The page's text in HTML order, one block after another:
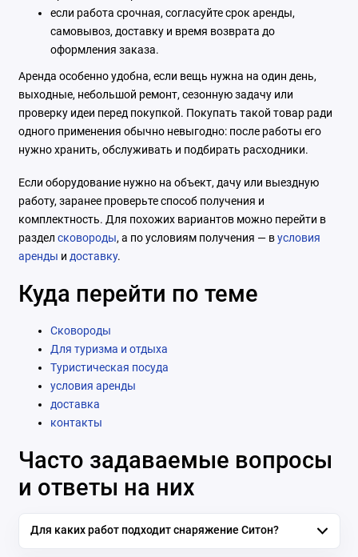
если работа срочная, согласуйте срок аренды,
самовывоз, доставку и время возврата до
оформления заказа.
Аренда особенно удобна, если вещь нужна на один день,
выходные, небольшой ремонт, сезонную задачу или
проверку идеи перед покупкой. Покупать такой товар ради
одного применения обычно невыгодно: после работы его
нужно хранить, обслуживать и подбирать расходники.
Если оборудование нужно на объект, дачу или выездную
работу, заранее проверьте способ получения и
комплектность. Для похожих вариантов можно перейти в
раздел сковороды, а по условиям получения — вусловия
аренды и доставку.
Куда перейти по теме
Сковороды
Для туризма и отдыха
Туристическая посуда
условия аренды
доставка
контакты
Часто задаваемые вопросы
и ответы на них
Для каких работ подходит снаряжение Ситон?